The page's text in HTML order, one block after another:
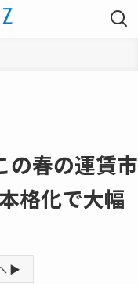
春の運賃市
格化で大幅
▶